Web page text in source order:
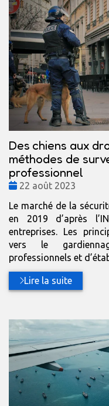
Des chiens aux
méthodes de
professionnel
Date
22 août 2023
Le marché de la
en 2019 d’après
entreprises. Les
vers le
professionnels et
Lire la suite